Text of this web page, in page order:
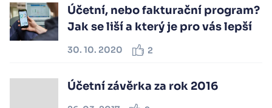
Účetní, nebo fakturační program?
Jak se liší a který je pro vás lepší
30. 10. 2020 2
Účetní závěrka za rok 2016